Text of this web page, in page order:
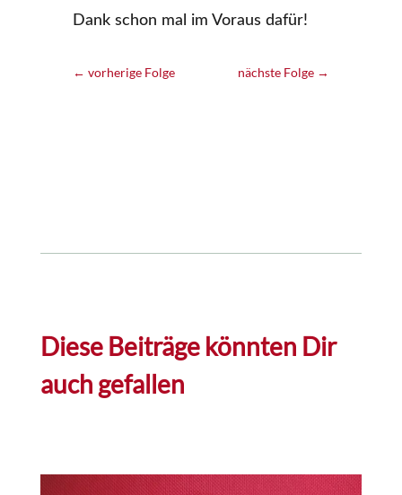
Dank schon mal im Voraus dafür!
← vorherige Folge nächste Folge →
Diese Beiträge könnten Dir
auch gefallen